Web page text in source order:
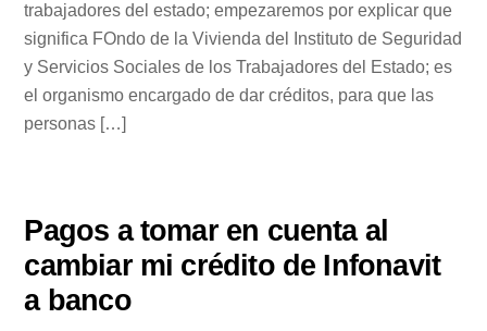
trabajadores del estado; empezaremos por explicar que
significa FOndo de la Vivienda del Instituto de Seguridad
y Servicios Sociales de los Trabajadores del Estado; es
el organismo encargado de dar créditos, para que las
personas […]
Pagos a tomar en cuenta al
cambiar mi crédito de Infonavit
a banco